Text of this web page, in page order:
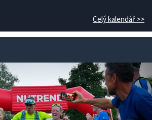
Celý kalendář >>